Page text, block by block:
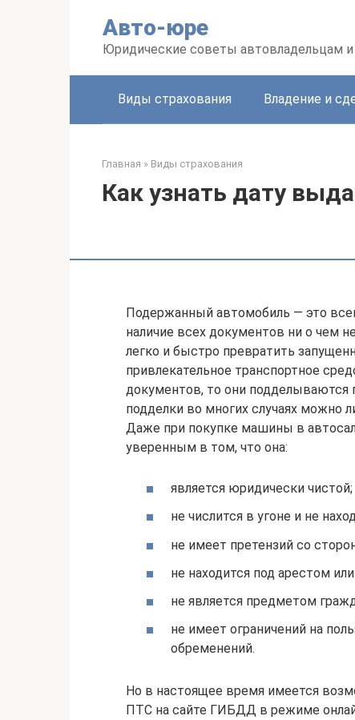
Авто-юре
Юридические советы автовладельцам
Виды страхования Владение и
Главная » Виды страхования
Как узнать дату
Подержанный автомобиль — это
наличие всех документов ни о чем
легко и быстро превратить
привлекательное транспортное
документов, то они подделываются
подделки во многих случаях можно
Даже при покупке машины в
уверенным в том, что она:
является юридически чистой;
не числится в угоне и не
не имеет претензий со
не находится под арестом
не является предметом
не имеет ограничений на
обременений.
Но в настоящее время имеется
ПТС на сайте ГИБДД в режиме